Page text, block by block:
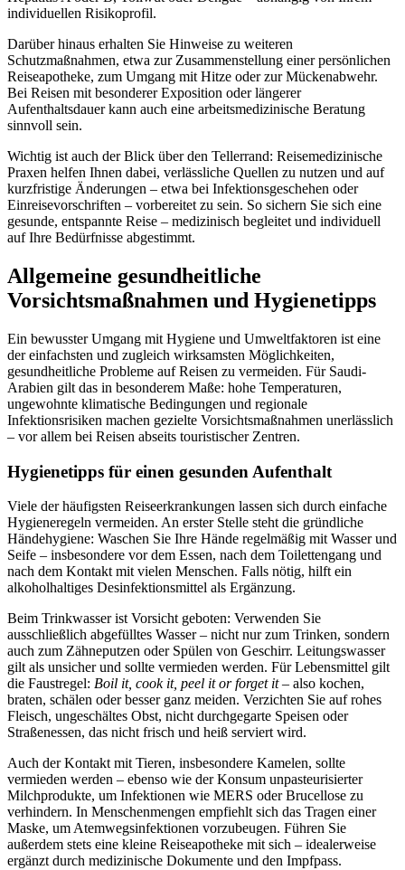
individuellen Risikoprofil.
Darüber hinaus erhalten Sie Hinweise zu weiteren
Schutzmaßnahmen, etwa zur Zusammenstellung einer persönlichen
Reiseapotheke, zum Umgang mit Hitze oder zur Mückenabwehr.
Bei Reisen mit besonderer Exposition oder längerer
Aufenthaltsdauer kann auch eine arbeitsmedizinische Beratung
sinnvoll sein.
Wichtig ist auch der Blick über den Tellerrand: Reisemedizinische
Praxen helfen Ihnen dabei, verlässliche Quellen zu nutzen und auf
kurzfristige Änderungen – etwa bei Infektionsgeschehen oder
Einreisevorschriften – vorbereitet zu sein. So sichern Sie sich eine
gesunde, entspannte Reise – medizinisch begleitet und individuell
auf Ihre Bedürfnisse abgestimmt.
Allgemeine gesundheitliche
Vorsichtsmaßnahmen und Hygienetipps
Ein bewusster Umgang mit Hygiene und Umweltfaktoren ist eine
der einfachsten und zugleich wirksamsten Möglichkeiten,
gesundheitliche Probleme auf Reisen zu vermeiden. Für Saudi-
Arabien gilt das in besonderem Maße: hohe Temperaturen,
ungewohnte klimatische Bedingungen und regionale
Infektionsrisiken machen gezielte Vorsichtsmaßnahmen unerlässlich
– vor allem bei Reisen abseits touristischer Zentren.
Hygienetipps für einen gesunden Aufenthalt
Viele der häufigsten Reiseerkrankungen lassen sich durch einfache
Hygieneregeln vermeiden. An erster Stelle steht die gründliche
Händehygiene: Waschen Sie Ihre Hände regelmäßig mit Wasser und
Seife – insbesondere vor dem Essen, nach dem Toilettengang und
nach dem Kontakt mit vielen Menschen. Falls nötig, hilft ein
alkoholhaltiges Desinfektionsmittel als Ergänzung.
Beim Trinkwasser ist Vorsicht geboten: Verwenden Sie
ausschließlich abgefülltes Wasser – nicht nur zum Trinken, sondern
auch zum Zähneputzen oder Spülen von Geschirr. Leitungswasser
gilt als unsicher und sollte vermieden werden. Für Lebensmittel gilt
die Faustregel: Boil it, cook it, peel it or forget it– also kochen,
braten, schälen oder besser ganz meiden. Verzichten Sie auf rohes
Fleisch, ungeschältes Obst, nicht durchgegarte Speisen oder
Straßenessen, das nicht frisch und heiß serviert wird.
Auch der Kontakt mit Tieren, insbesondere Kamelen, sollte
vermieden werden – ebenso wie der Konsum unpasteurisierter
Milchprodukte, um Infektionen wie MERS oder Brucellose zu
verhindern. In Menschenmengen empfiehlt sich das Tragen einer
Maske, um Atemwegsinfektionen vorzubeugen. Führen Sie
außerdem stets eine kleine Reiseapotheke mit sich – idealerweise
ergänzt durch medizinische Dokumente und den Impfpass.